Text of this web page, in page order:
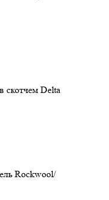
скотчем Delta
Rockwool/